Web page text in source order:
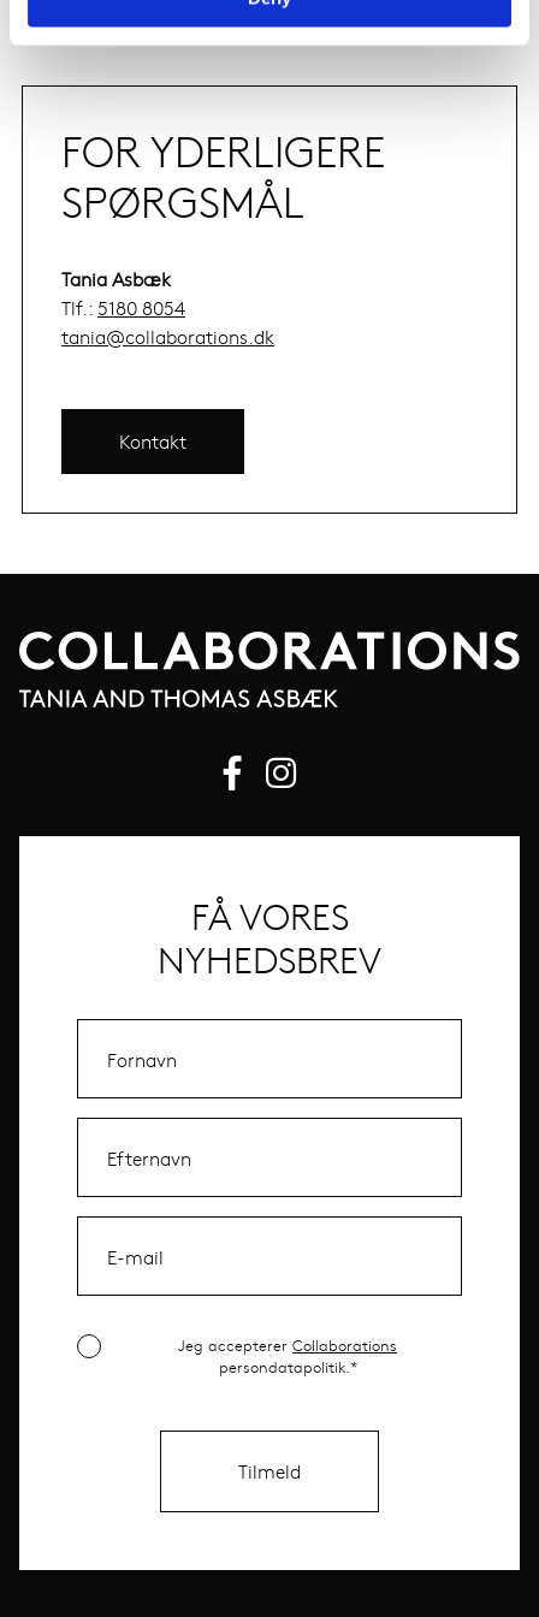
FOR YDERLIGERE
SPØRGSMÅL
Tania Asbæk
Tlf.: 5180 8054
tania@collaborations.dk
Kontakt
FÅ VORES
NYHEDSBREV
Jeg accepterer Collaborations
persondatapolitik.*